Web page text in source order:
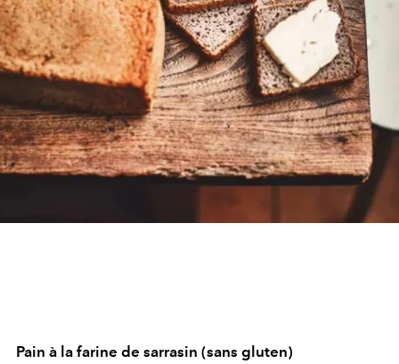
Pain à la farine de sarrasin (sans gluten)